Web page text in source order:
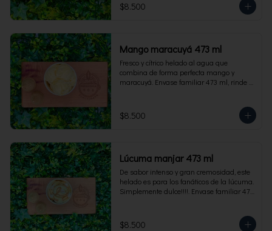
$8.500
Mango maracuyá 473 ml
Fresco y cítrico helado al agua que
combina de forma perfecta mango y
maracuyá. Envase familiar 473 ml, rinde 4
$8.500
Lúcuma manjar 473 ml
De sabor intenso y gran cremosidad, este
helado es para los fanáticos de la lúcuma.
Simplemente dulce!!!!. Envase familiar 473
$8.500